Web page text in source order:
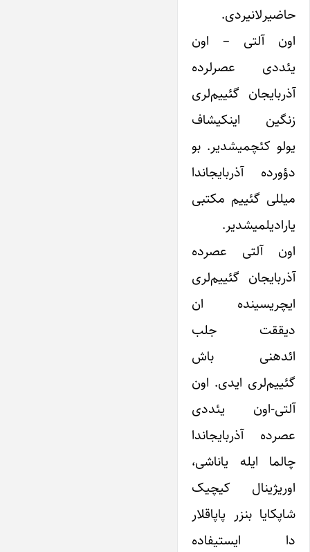
حاضیرلانیردی.
اون آلتی – اون
یئددی عصرلرده
آذربایجان گئییم‌لری
زنگین اینکیشاف
یولو کئچمیشدیر. بو
دؤورده آذربایجاندا
میللی گئییم مکتبی
یارادیلمیشدیر.
اون آلتی عصرده
آذربایجان گئییم‌لری
ایچریسینده ان
دیققت جلب
ائدهنی باش
گئییم‌لری ایدی. اون
آلتی-اون یئددی
عصرده آذربایجاندا
چالما ایله یاناشی،
اوریژینال کیچیک
شاپکایا بنزر پاپاقلار
دا ایستیفاده